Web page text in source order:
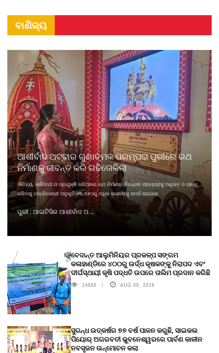
ବାଣିଜ୍ୟ
ଆଶୀର୍ବାଦ ଅଟ୍ଟାର ଗୁଣାତ୍ମକ ପରମ୍ପରା ପୁରୀରେ ରଥ
ନିର୍ମାଣକୁ ଜୀବନ୍ତ କରି ଗଢିତୋଳିଲା
ଐତିହ୍ୟ, କାରିଗରୀ ଓ ପ୍ରଯୁକ୍ତି ଜରିଆରେ ଋଥ ନିର୍ମାଣର ଚିରନ୍ତନ ପରମ୍ପରାକୁ ଅନୁଭବ ଓ ପାଳନ
କରିବାକୁ ତଲ୍ଲିନକାରୀ ଅନୁଭୂତି ୧୩,୭୫୦ରୁ ଅଧିକ ଭକ୍ତଙ୍କୁ ସମର୍ଥ କରାଇଲା
ପୁରୀ : ଆଇଟିସିର ଆଶୀର୍ବାଦ ଅ ...
ବେଦାନ୍ତ ଆଲୁମିନିୟର ପ୍ରକଳ୍ପ ସଙ୍ଗମ
କଳାହାଣ୍ଡିରେ ୪୦୦ରୁ ଉର୍ଦ୍ଧ କୃଷକଙ୍କୁ ନିରାପଦ ଏବଂ
ଦୀର୍ଘସ୍ଥାୟୀ କୃଷି ପଦ୍ଧତି ଉପରେ ତାଲିମ ପ୍ରଦାନ କରିଛି
14868 AUG 09, 2026
ସୁଗନ୍ଧ ଉତ୍କର୍ଷର ୭୭ ବର୍ଷ ପାଳନ କରୁଛି, ସାଇକଲ
ପିୟୋର୍‌ ଅଗରବତୀ ଭୁବନେଶ୍ୱରରେ ପାର୍ବଣ କାଳୀନ
ନବସୃଜନ ଉନ୍ମୋଚନ କଲା